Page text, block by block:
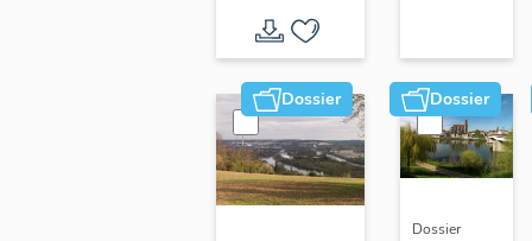
Dossier Dossier
Dossier